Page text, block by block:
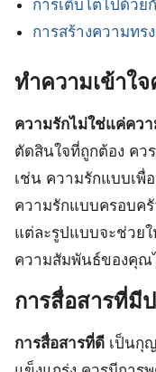
การเติบโตไปด้วย
การสร้างความทร
ทำความเข้าใ
ความรักไม่ใช่แค่คว
ตัดสินใจที่ถูกต้อง คว
เช่น ความรักแบบเพื่
ความรักแบบครอบค
แต่ละรูปแบบจะช่วย
ความสัมพันธ์ของคุณ
การสื่อสารที่มี
การสื่อสารที่ดี เป็นกุ